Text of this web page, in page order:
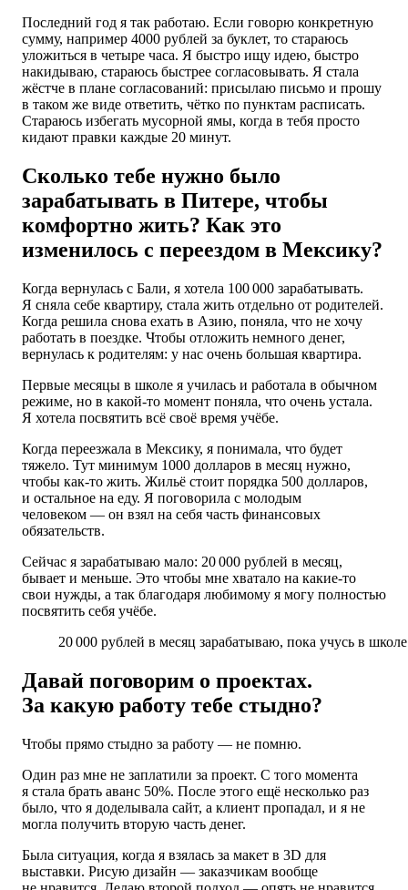
Последний год я так работаю. Если говорю конкретную
сумму, например 4000 рублей за буклет, то стараюсь
уложиться в четыре часа. Я быстро ищу идею, быстро
накидываю, стараюсь быстрее согласовывать. Я стала
жёстче в плане согласований: присылаю письмо и прошу
в таком же виде ответить, чётко по пунктам расписать.
Стараюсь избегать мусорной ямы, когда в тебя просто
кидают правки каждые 20 минут.
Сколько тебе нужно было
зарабатывать в Питере, чтобы
комфортно жить? Как это
изменилось с переездом в Мексику?
Когда вернулась с Бали, я хотела 100 000 зарабатывать.
Я сняла себе квартиру, стала жить отдельно от родителей.
Когда решила снова ехать в Азию, поняла, что не хочу
работать в поездке. Чтобы отложить немного денег,
вернулась к родителям: у нас очень большая квартира.
Первые месяцы в школе я училась и работала в обычном
режиме, но в какой-то момент поняла, что очень устала.
Я хотела посвятить всё своё время учёбе.
Когда переезжала в Мексику, я понимала, что будет
тяжело. Тут минимум 1000 долларов в месяц нужно,
чтобы как-то жить. Жильё стоит порядка 500 долларов,
и остальное на еду. Я поговорила с молодым
человеком — он взял на себя часть финансовых
обязательств.
Сейчас я зарабатываю мало: 20 000 рублей в месяц,
бывает и меньше. Это чтобы мне хватало на какие-то
свои нужды, а так благодаря любимому я могу полностью
посвятить себя учёбе.
20 000 рублей в месяц зарабатываю, пока учусь в школе
Давай поговорим о проектах.
За какую работу тебе стыдно?
Чтобы прямо стыдно за работу — не помню.
Один раз мне не заплатили за проект. С того момента
я стала брать аванс 50%. После этого ещё несколько раз
было, что я доделывала сайт, а клиент пропадал, и я не
могла получить вторую часть денег.
Была ситуация, когда я взялась за макет в 3D для
выставки. Рисую дизайн — заказчикам вообще